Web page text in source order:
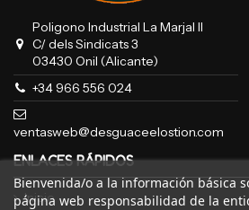
Poligono Industrial La Marjal II
C/ dels Sindicats 3
03430 Onil (Alicante)
+34 966 556 024
ventasweb@desguaceelostion.com
ENLACES RÁPIDOS
Inicio
Bienvenida/o a la información básica
página web responsabilidad de la